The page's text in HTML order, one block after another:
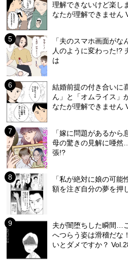
理解できないけど楽し
なたが理解できません
「夫のスマホ画面が
人のように変わった!?
は
結婚前提の付き合いに
ん」と「オムライス」
なたが理解できません
「嫁に問題があるか
母の驚きの見解に唖然
張!?
「私が絶対に娘の可
額を注ぎ自分の夢を押
夫が闇堕ちした瞬間…
へつらう姿は滑稽だな
いとダメですか？